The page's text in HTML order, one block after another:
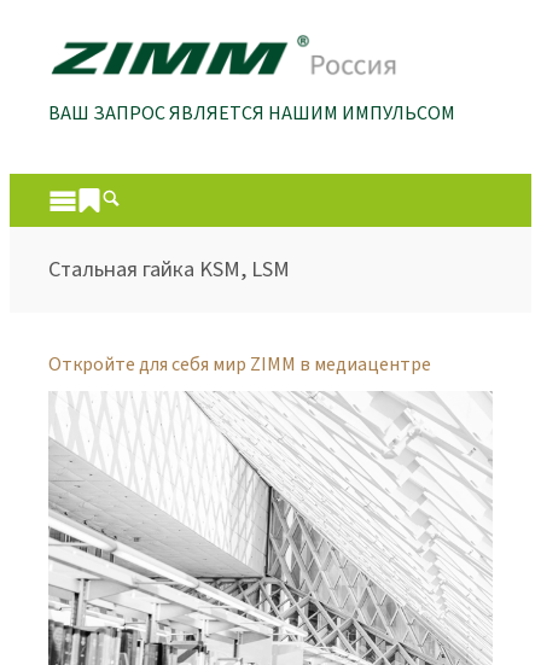
ВАШ ЗАПРОС ЯВЛЯЕТСЯ НАШИМ ИМПУЛЬСОМ
Стальная гайка KSM, LSM
Откройте для себя мир ZIMM в медиацентре